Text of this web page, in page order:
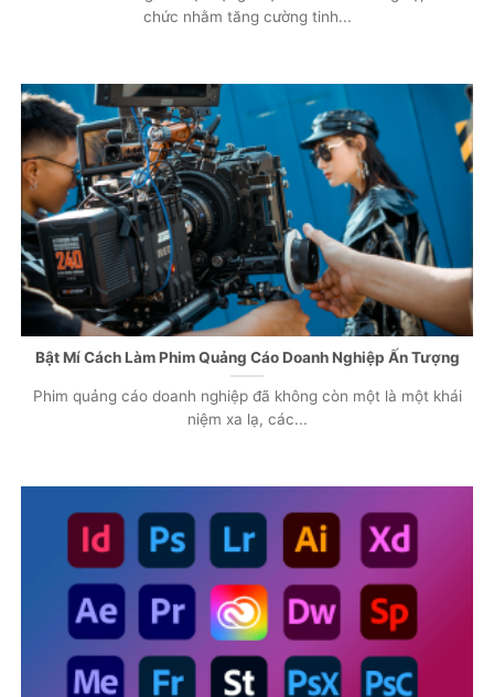
chức nhằm tăng cường tinh...
Bật Mí Cách Làm Phim Quảng Cáo Doanh Nghiệp Ấn Tượng
Phim quảng cáo doanh nghiệp đã không còn một là một khái
niệm xa lạ, các...